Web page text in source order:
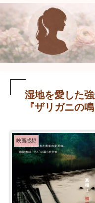
湿地を愛した
『ザリガニの
映画感想